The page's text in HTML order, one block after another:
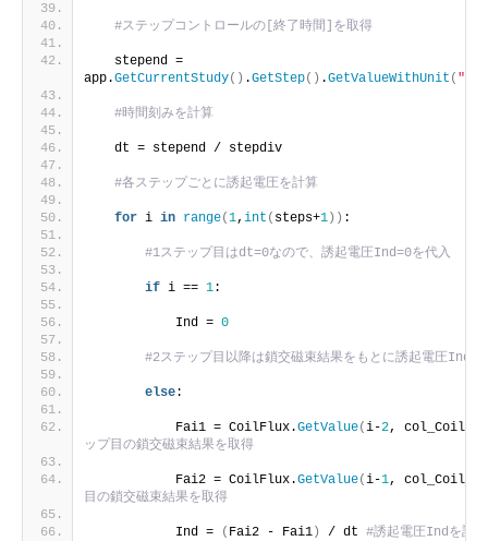
#ステップコントロールの[終了時間]を取得
   stepend =
app.GetCurrentStudy() .GetStep() .GetValueWithUnit (
#時間刻みを計算
   dt = stepend / stepdiv
#各ステップごとに誘起電圧を計算
for i in range(1, int ( steps+1)) :
#1ステップ目はdt=0なので、誘起電圧Ind=0を代入
if i == 1:
           Ind =
0
#2ステップ目以降は鎖交磁束結果をもとに誘起電圧Indを
else:
           Fai1 = CoilFlux.
GetValue(i-2,
ップ目の鎖交磁束結果を取得
           Fai2 = CoilFlux.
GetValue(i-1,
目の鎖交磁束結果を取得
           Ind =
( Fai2 - Fai1) / dt #誘起電圧Indを計算